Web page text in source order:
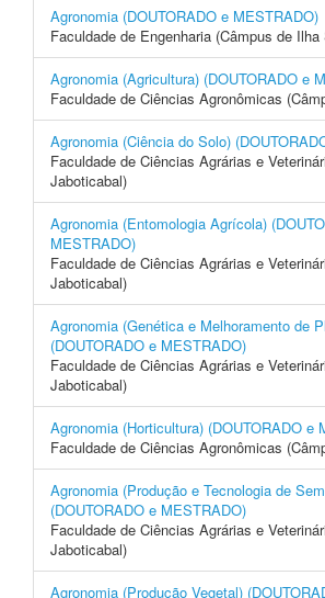
Agronomia (DOUTORADO e MESTRADO)
Faculdade de Engenharia (Câmpus de Ilha
Agronomia (Agricultura) (DOUTORADO e
Faculdade de Ciências Agronômicas
Agronomia (Ciência do Solo)
Faculdade de Ciências Agrárias e
Jaboticabal)
Agronomia (Entomologia Agrícola)
MESTRADO)
Faculdade de Ciências Agrárias e
Jaboticabal)
Agronomia (Genética e Melhoramento de
(DOUTORADO e MESTRADO)
Faculdade de Ciências Agrárias e
Jaboticabal)
Agronomia (Horticultura) (DOUTORADO e
Faculdade de Ciências Agronômicas
Agronomia (Produção e Tecnologia de
(DOUTORADO e MESTRADO)
Faculdade de Ciências Agrárias e
Jaboticabal)
Agronomia (Produção Vegetal)